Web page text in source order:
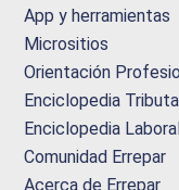
App y herramientas
Micrositios
Orientación
Enciclopedia
Enciclopedia Laboral
Comunidad Errepar
Acerca de Errepar